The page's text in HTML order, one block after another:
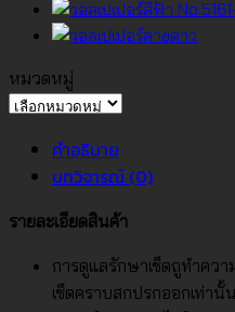
ลาย
ตัว
หนังสือ
No.5184-
ชิ้น
หมวดหมู่
หมวด
คำอธิบาย
บทวิจารณ์ (0)
รายละเอียดสินค้า
การดูแลรักษาเช็ดถูทำควา
เช็ดคราบสกปรกออกเท่านั้น